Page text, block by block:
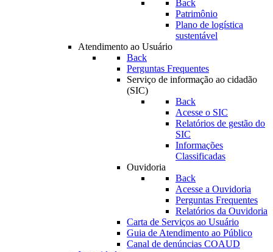
Back
Patrimônio
Plano de logística
sustentável
Atendimento ao Usuário
Back
Perguntas Frequentes
Serviço de informação ao cidadão
(SIC)
Back
Acesse o SIC
Relatórios de gestão do
SIC
Informações
Classificadas
Ouvidoria
Back
Acesse a Ouvidoria
Perguntas Frequentes
Relatórios da Ouvidoria
Carta de Serviços ao Usuário
Guia de Atendimento ao Público
Canal de denúncias COAUD